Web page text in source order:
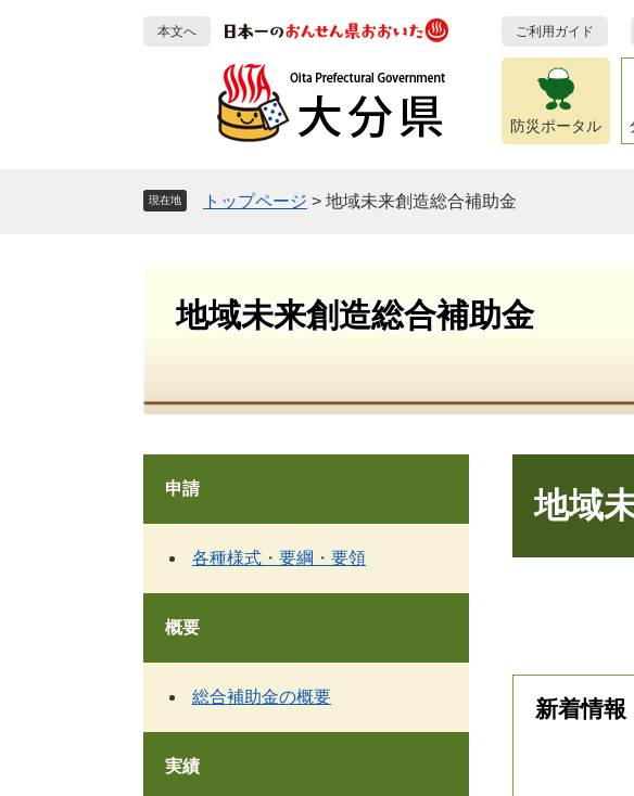
本文へ ご利用ガイド
防災ポータル
現在地 トップページ > 地域未来創造総合補助金
地域未来創造総合補助金
地域
新着情報
申請
各種様式・要綱・要領
概要
総合補助金の概要
実績